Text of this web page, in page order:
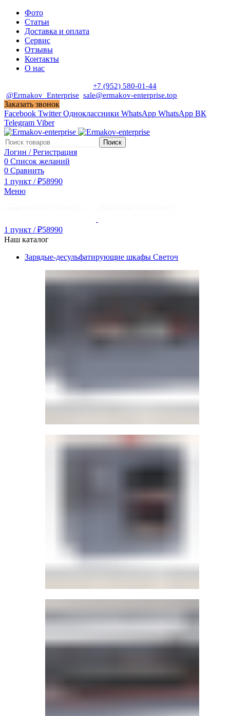
Фото
Статьи
Доставка и оплата
Сервис
Отзывы
Контакты
О нас
+7 (952) 580-01-44
@Ermakov_Enterprise sale@ermakov-enterprise.top
Заказать звонок
Facebook Twitter Одноклассники WhatsApp WhatsApp ВК
Telegram Viber
Поиск
Логин / Регистрация
0 Список желаний
0 Сравнить
1 пункт / ₽58990
Меню
1 пункт / ₽58990
Наш каталог
Зарядые-десульфатирующие шкафы Светоч